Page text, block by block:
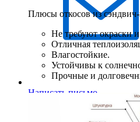
Написать письмо
Плюсы откосов из
Не требуют окраски
Отличная
Влагостойкие.
Устойчивы к
Прочные и